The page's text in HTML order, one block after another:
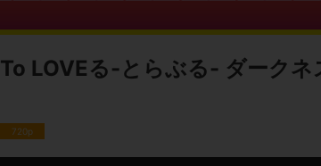
To LOVEる-とらぶる- ダークネ
720p